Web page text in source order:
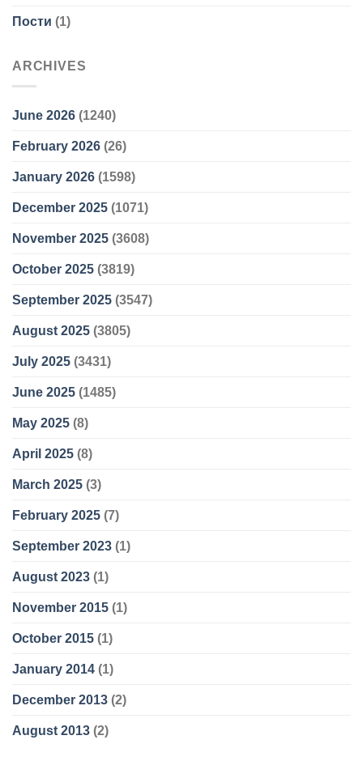
Пости (1)
ARCHIVES
June 2026 (1240)
February 2026 (26)
January 2026 (1598)
December 2025 (1071)
November 2025 (3608)
October 2025 (3819)
September 2025 (3547)
August 2025 (3805)
July 2025 (3431)
June 2025 (1485)
May 2025 (8)
April 2025 (8)
March 2025 (3)
February 2025 (7)
September 2023 (1)
August 2023 (1)
November 2015 (1)
October 2015 (1)
January 2014 (1)
December 2013 (2)
August 2013 (2)